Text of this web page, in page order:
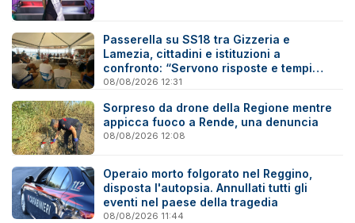
Passerella su SS18 tra Gizzeria e
Lamezia, cittadini e istituzioni a
confronto: “Servono risposte e tempi
certi”
08/08/2026 12:31
Sorpreso da drone della Regione mentre
appicca fuoco a Rende, una denuncia
08/08/2026 12:08
Operaio morto folgorato nel Reggino,
disposta l'autopsia. Annullati tutti gli
eventi nel paese della tragedia
08/08/2026 11:44